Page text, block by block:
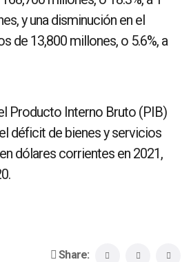
y una disminución en el
de 13,800 millones, o 5.6%, a
Producto Interno Bruto (PIB)
déficit de bienes y servicios
dólares corrientes en 2021,
Share: